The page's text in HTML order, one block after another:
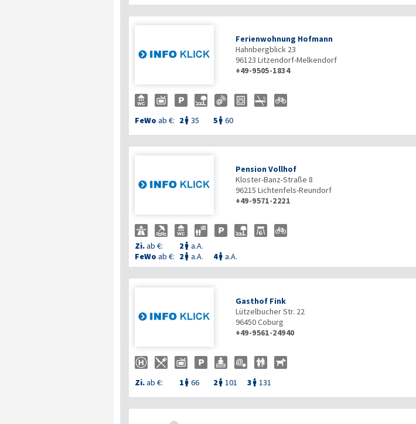
Ferienwohnung Hofmann
Hahnbergblick 23
96123 Litzendorf-Melkendorf
+49-9505-1834
FeWo ab €: 2  35 5  60
Pension Vollhof
Kloster-Banz-Straße 8
96215 Lichtenfels-Reundorf
+49-9571-2221
Zi.ab €: 2  a.A.
FeWo ab €: 2  a.A. 4 a.A.
Gasthof Fink
Lützelbucher Str. 22
96450Coburg
+49-9561-24940
Zi.ab €: 1  66 2  101 3  131